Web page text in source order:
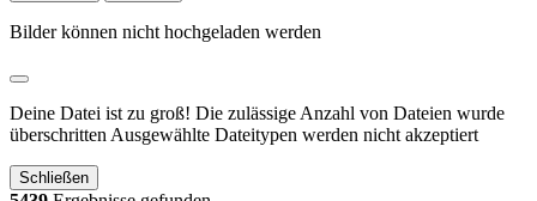
Bilder können nicht hochgeladen werden
Deine Datei ist zu groß! Die zulässige Anzahl von Dateien wurde
überschritten Ausgewählte Dateitypen werden nicht akzeptiert
Schließen